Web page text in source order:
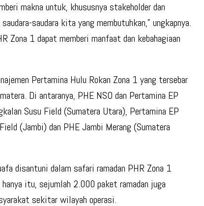
makna untuk, khususnya stakeholder dan
saudara kita yang membutuhkan,” ungkapnya.
Zona 1 dapat memberi manfaat dan kebahagiaan
Pertamina Hulu Rokan Zona 1 yang tersebar
Di antaranya, PHE NSO dan Pertamina EP
Susu Field (Sumatera Utara), Pertamina EP
(Jambi) dan PHE Jambi Merang (Sumatera
disantuni dalam safari ramadan PHR Zona 1
itu, sejumlah 2.000 paket ramadan juga
sekitar wilayah operasi.